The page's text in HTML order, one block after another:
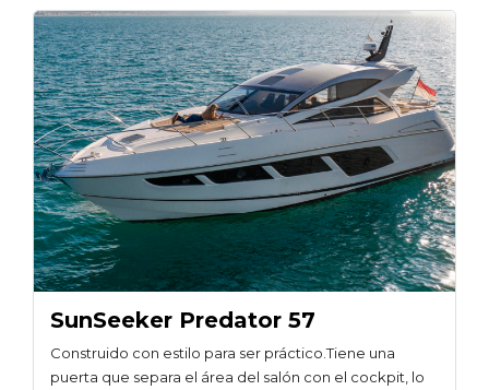
SunSeeker Predator 57
Construido con estilo para ser práctico.Tiene una
puerta que separa el área del salón con el cockpit, lo